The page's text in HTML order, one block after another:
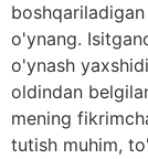
o'ynang.
o'ynash
oldindan
mening
tutish muhim,